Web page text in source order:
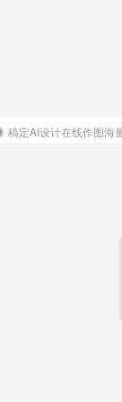
稿定AI设计在线作图海